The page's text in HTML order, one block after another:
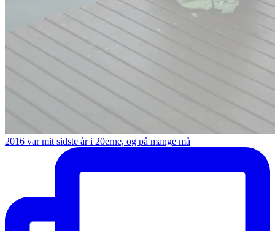
2016 var mit sidste år i 20erne, og på mange må